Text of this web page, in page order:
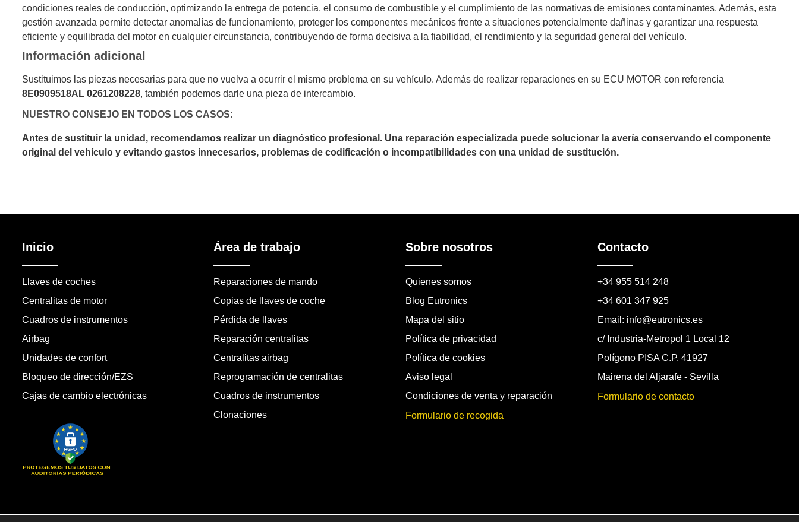
condiciones reales de conducción, optimizando la entrega de potencia, el consumo de combustible y el cumplimiento de las normativas de emisiones contaminantes. Además, esta
gestión avanzada permite detectar anomalías de funcionamiento, proteger los componentes mecánicos frente a situaciones potencialmente dañinas y garantizar una respuesta
eficiente y equilibrada del motor en cualquier circunstancia, contribuyendo de forma decisiva a la fiabilidad, el rendimiento y la seguridad general del vehículo.
Información adicional
Sustituimos las piezas necesarias para que no vuelva a ocurrir el mismo problema en su vehículo. Además de realizar reparaciones en su ECU MOTOR con referencia
8E0909518AL 0261208228, también podemos darle una pieza de intercambio.
NUESTRO CONSEJO EN TODOS LOS CASOS:
Antes de sustituir la unidad, recomendamos realizar un diagnóstico profesional. Una reparación especializada puede solucionar la avería conservando el componente
original del vehículo y evitando gastos innecesarios, problemas de codificación o incompatibilidades con una unidad de sustitución.
Inicio
Llaves de coches
Centralitas de motor
Cuadros de instrumentos
Airbag
Unidades de confort
Bloqueo de dirección/EZS
Cajas de cambio electrónicas
Área de trabajo
Reparaciones de mando
Copias de llaves de coche
Pérdida de llaves
Reparación centralitas
Centralitas airbag
Reprogramación de centralitas
Cuadros de instrumentos
Clonaciones
Sobre nosotros
Quienes somos
Blog Eutronics
Mapa del sitio
Política de privacidad
Política de cookies
Aviso legal
Condiciones de venta y reparación
Formulario de recogida
Contacto
+34 955 514 248
+34 601 347 925
Email: info@eutronics.es
c/ Industria-Metropol 1 Local 12
Polígono PISA C.P. 41927
Mairena del Aljarafe - Sevilla
Formulario de contacto